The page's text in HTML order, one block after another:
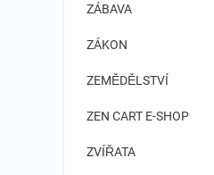
ZÁBAVA
ZÁKON
ZEMĚDĚLSTVÍ
ZEN CART E-SHOP
ZVÍŘATA